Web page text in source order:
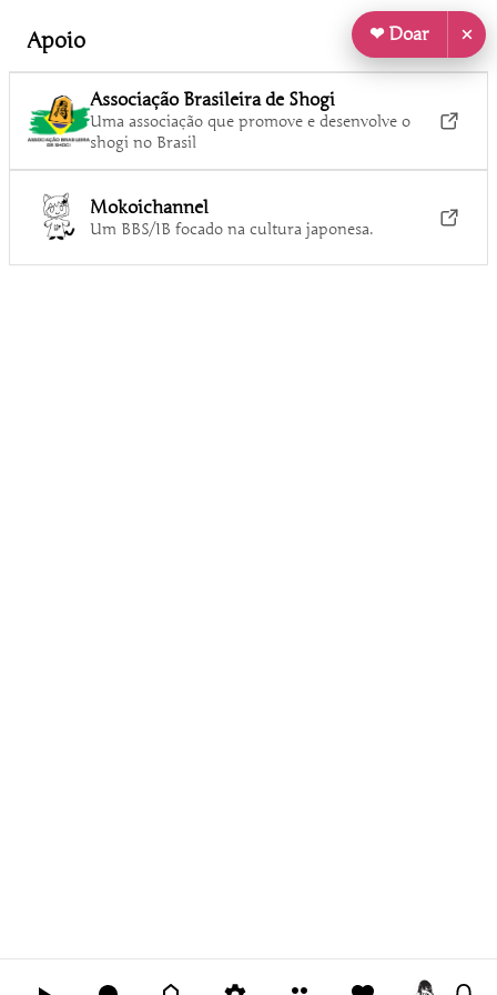
Apoio
Associação Brasileira de Shogi
Uma associação que promove e desenvolve o
shogi no Brasil
Mokoichannel
Um BBS/IB focado na cultura japonesa.
❤ Doar